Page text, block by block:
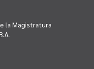
la Magistratura